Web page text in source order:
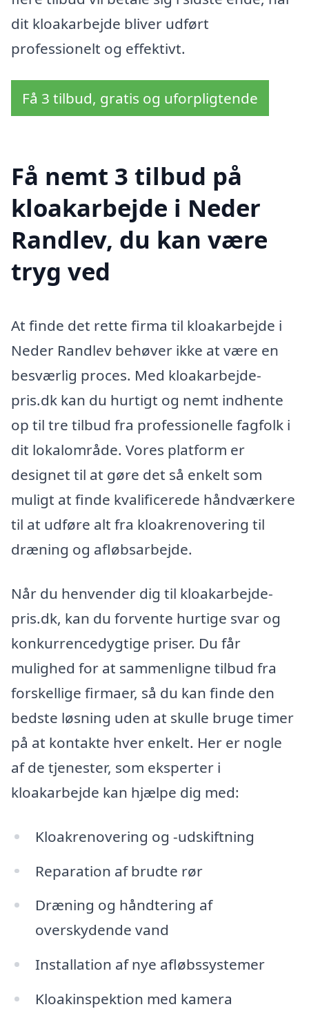
dit kloakarbejde bliver udført
professionelt og effektivt.
Få 3 tilbud, gratis og uforpligtende
Få nemt 3 tilbud på
kloakarbejde i Neder
Randlev, du kan være
tryg ved
At finde det rette firma til kloakarbejde i
Neder Randlev behøver ikke at være en
besværlig proces. Med kloakarbejde-
pris.dk kan du hurtigt og nemt indhente
op til tre tilbud fra professionelle fagfolk i
dit lokalområde. Vores platform er
designet til at gøre det så enkelt som
muligt at finde kvalificerede håndværkere
til at udføre alt fra kloakrenovering til
dræning og afløbsarbejde.
Når du henvender dig til kloakarbejde-
pris.dk, kan du forvente hurtige svar og
konkurrencedygtige priser. Du får
mulighed for at sammenligne tilbud fra
forskellige firmaer, så du kan finde den
bedste løsning uden at skulle bruge timer
på at kontakte hver enkelt. Her er nogle
af de tjenester, som eksperter i
kloakarbejde kan hjælpe dig med:
Kloakrenovering og -udskiftning
Reparation af brudte rør
Dræning og håndtering af
overskydende vand
Installation af nye afløbssystemer
Kloakinspektion med kamera